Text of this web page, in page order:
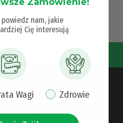
732 084 080
nam, jakie
Cię interesują
Wagi Zdrowie